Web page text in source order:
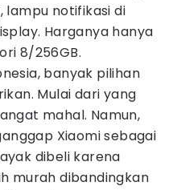
lampu notifikasi di
Harganya hanya
8/256GB.
banyak pilihan
Mulai dari yang
mahal. Namun,
Xiaomi sebagai
dibeli karena
murah dibandingkan